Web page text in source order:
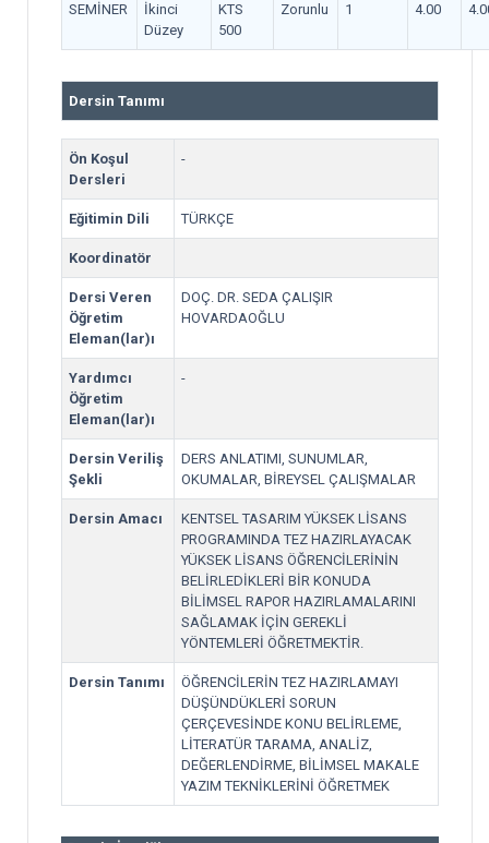
SEMİNER
İkinci
Düzey
KTS
500
Zorunlu 1 4.00
Dersin Tanımı
Ön Koşul
Dersleri
-
Eğitimin Dili TÜRKÇE
Koordinatör
Dersi Veren
Öğretim
Eleman(lar)ı
DOÇ. DR. SEDA ÇALIŞIR
HOVARDAOĞLU
Yardımcı
Öğretim
Eleman(lar)ı
-
Dersin Veriliş
Şekli
DERS ANLATIMI, SUNUMLAR,
OKUMALAR, BİREYSEL ÇALIŞMALAR
Dersin Amacı
KENTSEL TASARIM YÜKSEK LİSANS
PROGRAMINDA TEZ HAZIRLAYACAK
YÜKSEK LİSANS ÖĞRENCİLERİNİN
BELİRLEDİKLERİ BİR KONUDA
BİLİMSEL RAPOR HAZIRLAMALARINI
SAĞLAMAK İÇİN GEREKLİ
YÖNTEMLERİ ÖĞRETMEKTİR.
Dersin Tanımı
ÖĞRENCİLERİN TEZ HAZIRLAMAYI
DÜŞÜNDÜKLERİ SORUN
ÇERÇEVESİNDE KONU BELİRLEME,
LİTERATÜR TARAMA, ANALİZ,
DEĞERLENDİRME, BİLİMSEL MAKALE
YAZIM TEKNİKLERİNİ ÖĞRETMEK